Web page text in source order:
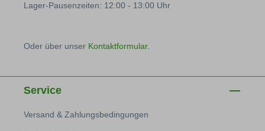
Lager-Pausenzeiten: 12:00 - 13:00 Uhr
Oder über unser Kontaktformular.
Service
Versand & Zahlungsbedingungen